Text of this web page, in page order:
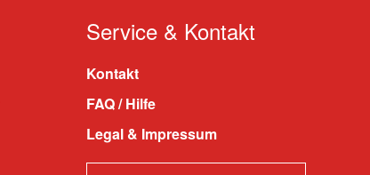
Service & Kontakt
Kontakt
FAQ / Hilfe
Legal & Impressum